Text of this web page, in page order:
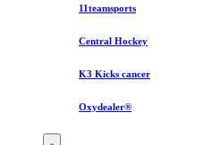
11teamsports
Central Hockey
K3 Kicks cancer
Oxydealer®